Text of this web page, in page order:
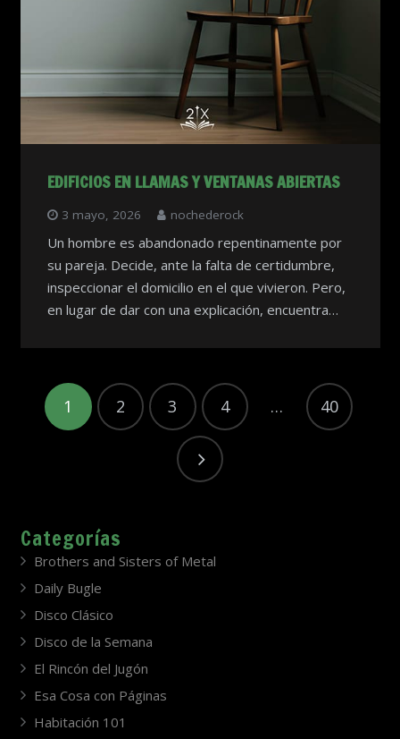
EDIFICIOS EN LLAMAS Y VENTANAS ABIERTAS
3 mayo, 2026 nochederock
Un hombre es abandonado repentinamente por
su pareja. Decide, ante la falta de certidumbre,
inspeccionar el domicilio en el que vivieron. Pero,
en lugar de dar con una explicación, encuentra…
1 2 3 4 … 40
Categorías
Brothers and Sisters of Metal
Daily Bugle
Disco Clásico
Disco de la Semana
El Rincón del Jugón
Esa Cosa con Páginas
Habitación 101